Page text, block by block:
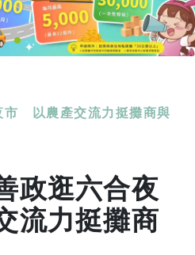
市 以農產交流力挺攤商與
政逛六合夜
力挺攤商